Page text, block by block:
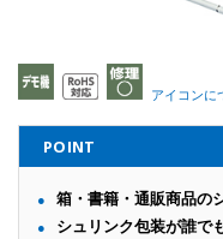
アイコンに
POINT
箱・書籍・通販商品の
シュリンク包装が誰で